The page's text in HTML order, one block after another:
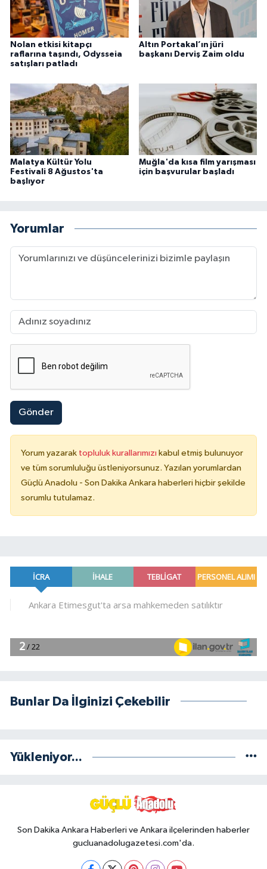
Nolan etkisi kitapçı
raflarına taşındı, Odysseia
satışları patladı
Altın Portakal’ın jüri
başkanı Derviş Zaim oldu
Malatya Kültür Yolu
Festivali 8 Ağustos'ta
başlıyor
Muğla'da kısa film yarışması
için başvurular başladı
Yorumlar
Gönder
Yorum yazarak topluluk kurallarımızı kabul etmiş bulunuyor
ve tüm sorumluluğu üstleniyorsunuz. Yazılan yorumlardan
Güçlü Anadolu - Son Dakika Ankara haberleri hiçbir şekilde
sorumlu tutulamaz.
Bunlar Da İlginizi Çekebilir
Yükleniyor...
Son Dakika Ankara Haberleri ve Ankara ilçelerinden haberler
gucluanadolugazetesi.com'da.